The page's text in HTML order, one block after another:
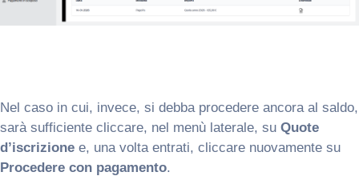
Nel caso in cui, invece, si debba procedere ancora al saldo,
sarà sufficiente cliccare, nel menù laterale, su Quote
d’iscrizione e, una volta entrati, cliccare nuovamente su
Procedere con pagamento.